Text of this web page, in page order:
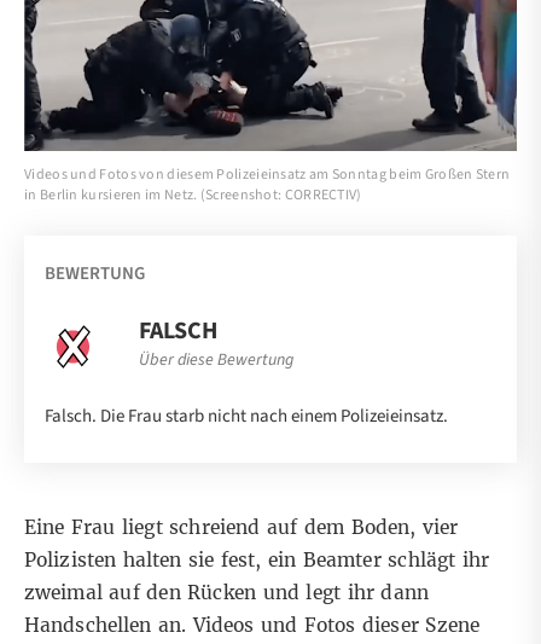
Videos und Fotos von diesem Polizeieinsatz am Sonntag beim Großen Stern
in Berlin kursieren im Netz. (Screenshot: CORRECTIV)
BEWERTUNG
FALSCH
Über diese Bewertung
Falsch. Die Frau starb nicht nach einem Polizeieinsatz.
Eine Frau liegt schreiend auf dem Boden, vier
Polizisten halten sie fest, ein Beamter schlägt ihr
zweimal auf den Rücken und legt ihr dann
Handschellen an. Videos und Fotos dieser Szene